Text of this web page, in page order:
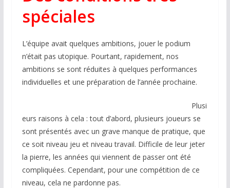
spéciales
L’équipe avait quelques ambitions, jouer le podium
n’était pas utopique. Pourtant, rapidement, nos
ambitions se sont réduites à quelques performances
individuelles et une préparation de l’année prochaine.
Plusi
eurs raisons à cela : tout d’abord, plusieurs joueurs se
sont présentés avec un grave manque de pratique, que
ce soit niveau jeu et niveau travail. Difficile de leur jeter
la pierre, les années qui viennent de passer ont été
compliquées. Cependant, pour une compétition de ce
niveau, cela ne pardonne pas.